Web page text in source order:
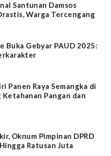
Santunan Damsos
Warga Tercengang
Buka Gebyar PAUD 2025:
Panen Raya Semangka di
Pangan dan
Oknum Pimpinan DPRD
Ratusan Juta